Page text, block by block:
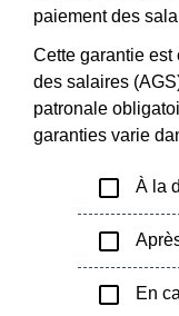
paiement des
Cette garantie est
des salaires
patronale
garanties varie
check_box_outline_blank À la
check_box_outline_blank
check_box_outline_blank En